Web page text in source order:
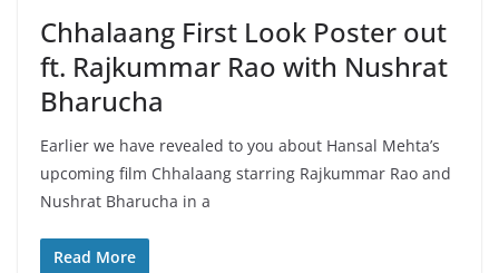
Chhalaang First Look Poster out
ft. Rajkummar Rao with Nushrat
Bharucha
Earlier we have revealed to you about Hansal Mehta’s
upcoming film Chhalaang starring Rajkummar Rao and
Nushrat Bharucha in a
Read More